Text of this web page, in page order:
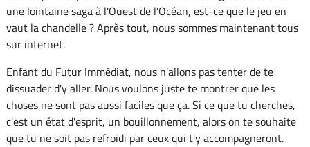
une lointaine saga à l'Ouest de l'Océan, est-ce que le jeu en
vaut la chandelle ? Après tout, nous sommes maintenant tous
sur internet.
Enfant du Futur Immédiat, nous n'allons pas tenter de te
dissuader d'y aller. Nous voulons juste te montrer que les
choses ne sont pas aussi faciles que ça. Si ce que tu cherches,
c'est un état d'esprit, un bouillonnement, alors on te souhaite
que tu ne soit pas refroidi par ceux qui t'y accompagneront.